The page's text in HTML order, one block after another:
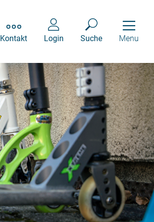
Kontakt Login Suche Menu